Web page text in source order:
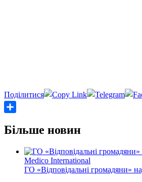
Більше новин
Medico International
ГО «Відповідальні громадяни»